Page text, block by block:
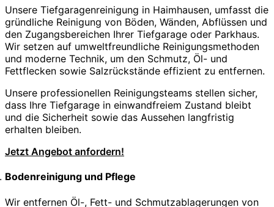
Unsere Tiefgaragenreinigung in Haimhausen, umfasst die
gründliche Reinigung von Böden, Wänden, Abflüssen und
den Zugangsbereichen Ihrer Tiefgarage oder Parkhaus.
Wir setzen auf umweltfreundliche Reinigungsmethoden
und moderne Technik, um den Schmutz, Öl- und
Fettflecken sowie Salzrückstände effizient zu entfernen.
Unsere professionellen Reinigungsteams stellen sicher,
dass Ihre Tiefgarage in einwandfreiem Zustand bleibt
und die Sicherheit sowie das Aussehen langfristig
erhalten bleiben.
Jetzt Angebot anfordern!
Bodenreinigung und Pflege
Wir entfernen Öl-, Fett- und Schmutzablagerungen von